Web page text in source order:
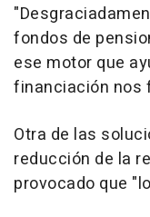
fondos de
ese motor que
financiación nos
Otra de las
reducción de la
provocado que